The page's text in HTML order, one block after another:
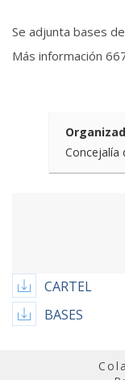
Se adjunta bases
Más información
Concejalía
CARTEL
BASES